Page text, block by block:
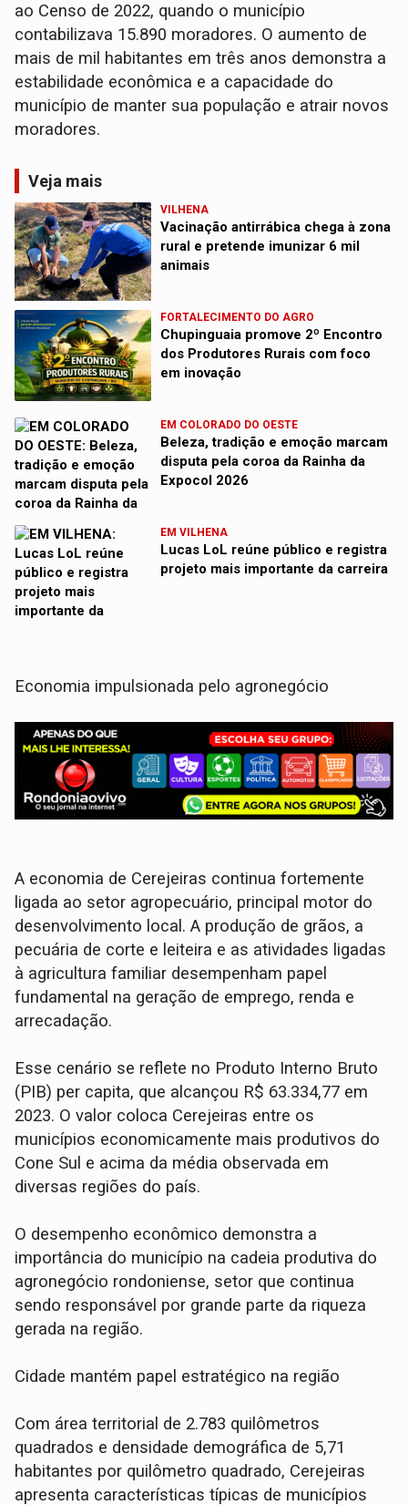
ao Censo de 2022, quando o município
contabilizava 15.890 moradores. O aumento de
mais de mil habitantes em três anos demonstra a
estabilidade econômica e a capacidade do
município de manter sua população e atrair novos
moradores.
Veja mais
VILHENA
Vacinação antirrábica chega à zona
rural e pretende imunizar 6 mil
animais
FORTALECIMENTO DO AGRO
Chupinguaia promove 2º Encontro
dos Produtores Rurais com foco
em inovação
EM COLORADO DO OESTE
Beleza, tradição e emoção marcam
disputa pela coroa da Rainha da
Expocol 2026
EM VILHENA
Lucas LoL reúne público e registra
projeto mais importante da carreira
Economia impulsionada pelo agronegócio
A economia de Cerejeiras continua fortemente
ligada ao setor agropecuário, principal motor do
desenvolvimento local. A produção de grãos, a
pecuária de corte e leiteira e as atividades ligadas
à agricultura familiar desempenham papel
fundamental na geração de emprego, renda e
arrecadação.
Esse cenário se reflete no Produto Interno Bruto
(PIB) per capita, que alcançou R$ 63.334,77 em
2023. O valor coloca Cerejeiras entre os
municípios economicamente mais produtivos do
Cone Sul e acima da média observada em
diversas regiões do país.
O desempenho econômico demonstra a
importância do município na cadeia produtiva do
agronegócio rondoniense, setor que continua
sendo responsável por grande parte da riqueza
gerada na região.
Cidade mantém papel estratégico na região
Com área territorial de 2.783 quilômetros
quadrados e densidade demográfica de 5,71
habitantes por quilômetro quadrado, Cerejeiras
apresenta características típicas de municípios